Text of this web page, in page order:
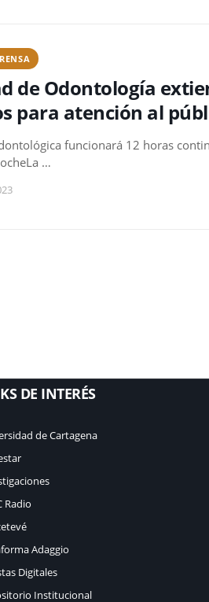
de Odontología
para atención al
funcionará 12 horas
…
DE INTERÉS
de Cartagena
Radio
Adaggio
Digitales
Institucional